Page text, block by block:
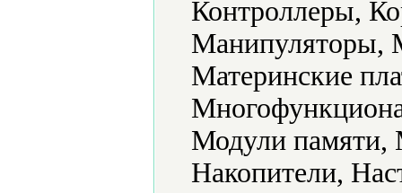
Контроллеры,
Манипуляторы,
Материнские
Модули
Накопители,